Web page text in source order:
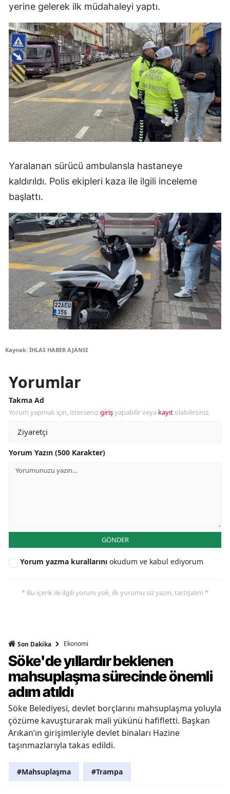
yerine gelerek ilk müdahaleyi yaptı.
Yaralanan sürücü ambulansla hastaneye
kaldırıldı. Polis ekipleri kaza ile ilgili inceleme
başlattı.
Kaynak: İHLAS HABER AJANSI
Yorumlar
Takma Ad
Yorum yapmak için, istersenizgirişyapabilir veya kayıt olabilirsiniz.
Yorum Yazın (500 Karakter)
GÖNDER
Yorum yazma kurallarını okudum ve kabul ediyorum
* Bu içerik ile ilgili yorum yok, ilk yorumu siz yazın, tartışalım *
Son Dakika Ekonomi
Söke'de yıllardır beklenen
mahsuplaşma sürecinde önemli
adım atıldı
Söke Belediyesi, devlet borçlarını mahsuplaşma yoluyla
çözüme kavuşturarak mali yükünü hafifletti. Başkan
Arıkan’ın girişimleriyle devlet binaları Hazine
taşınmazlarıyla takas edildi.
#Mahsuplaşma #Trampa